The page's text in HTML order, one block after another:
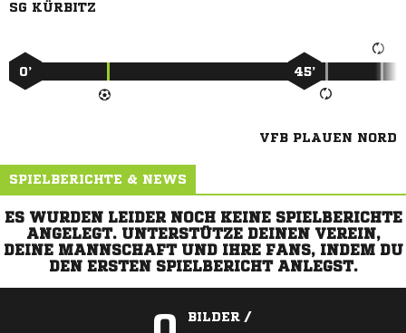
SG KÜRBITZ
0’ 45’
VFB PLAUEN NORD
SPIELBERICHTE & NEWS
ES WURDEN LEIDER NOCH KEINE SPIELBERICHTE
ANGELEGT. UNTERSTÜTZE DEINEN VEREIN,
DEINE MANNSCHAFT UND IHRE FANS, INDEM DU
DEN ERSTEN SPIELBERICHT ANLEGST.
BILDER /